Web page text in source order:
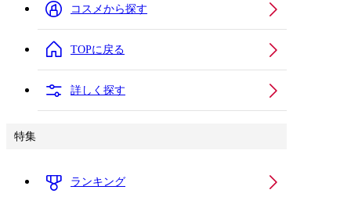
コスメから探す
TOPに戻る
詳しく探す
特集
ランキング